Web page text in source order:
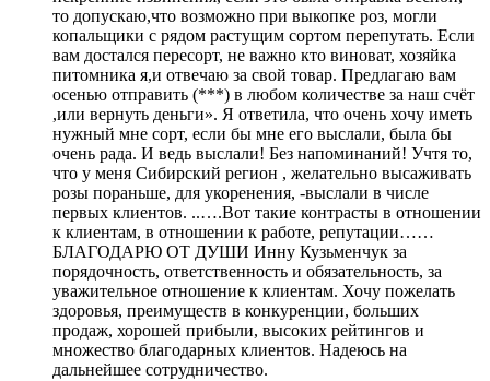
то допускаю,что возможно при выкопке роз, могли
копальщики с рядом растущим сортом перепутать. Если
вам достался пересорт, не важно кто виноват, хозяйка
питомника я,и отвечаю за свой товар. Предлагаю вам
осенью отправить (***) в любом количестве за наш счёт
,или вернуть деньги». Я ответила, что очень хочу иметь
нужный мне сорт, если бы мне его выслали, была бы
очень рада. И ведь выслали! Без напоминаний! Учтя то,
что у меня Сибирский регион , желательно высаживать
розы пораньше, для укоренения, -выслали в числе
первых клиентов. ..….Вот такие контрасты в отношении
к клиентам, в отношении к работе, репутации……
БЛАГОДАРЮ ОТ ДУШИ Инну Кузьменчук за
порядочность, ответственность и обязательность, за
уважительное отношение к клиентам. Хочу пожелать
здоровья, преимуществ в конкуренции, больших
продаж, хорошей прибыли, высоких рейтингов и
множество благодарных клиентов. Надеюсь на
дальнейшее сотрудничество.